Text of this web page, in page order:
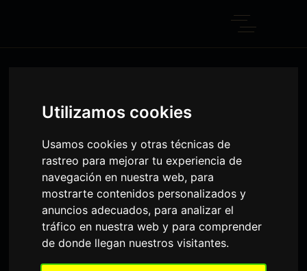
Utilizamos cookies
Usamos cookies y otras técnicas de
rastreo para mejorar tu experiencia de
navegación en nuestra web, para
mostrarte contenidos personalizados y
anuncios adecuados, para analizar el
tráfico en nuestra web y para comprender
de donde llegan nuestros visitantes.